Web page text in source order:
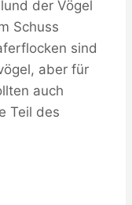
der Vögel
Schuss
sind
aber für
auch
Teil des